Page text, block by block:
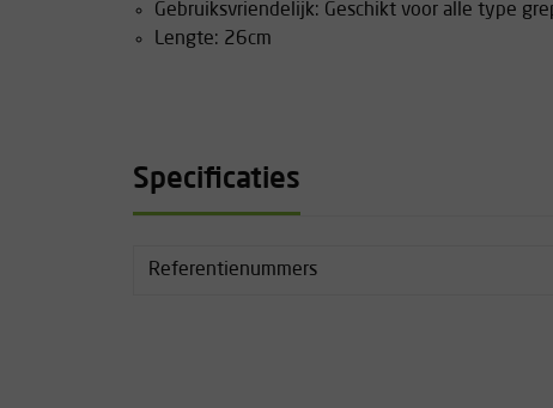
Gebruiksvriendelijk: Geschikt voor alle type
Lengte: 26cm
Specificaties
Referentienummers